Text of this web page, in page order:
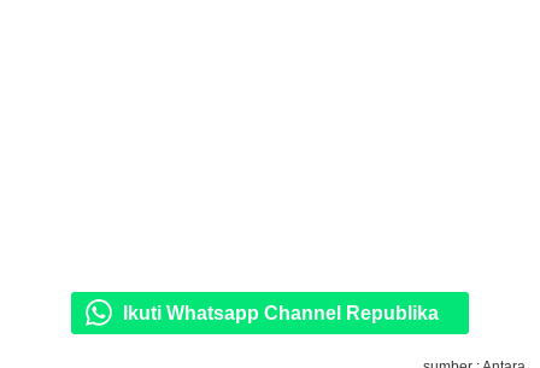
Ikuti Whatsapp Channel Republika